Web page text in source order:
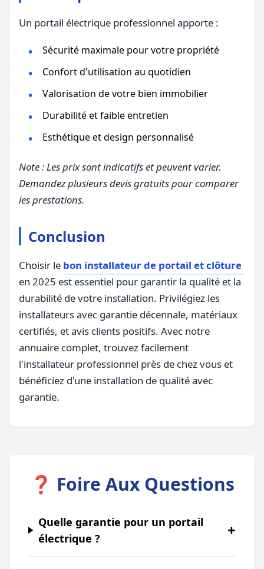
Un portail électrique professionnel apporte :
Sécurité maximale pour votre propriété
Confort d'utilisation au quotidien
Valorisation de votre bien immobilier
Durabilité et faible entretien
Esthétique et design personnalisé
Note : Les prix sont indicatifs et peuvent varier.
Demandez plusieurs devis gratuits pour comparer
les prestations.
Conclusion
Choisir le bon installateur de portail et clôture
en 2025 est essentiel pour garantir la qualité et la
durabilité de votre installation. Privilégiez les
installateurs avec garantie décennale, matériaux
certifiés, et avis clients positifs. Avec notre
annuaire complet, trouvez facilement
l'installateur professionnel près de chez vous et
bénéficiez d'une installation de qualité avec
garantie.
❓ Foire Aux Questions
Quelle garantie pour un portail
électrique ?
+